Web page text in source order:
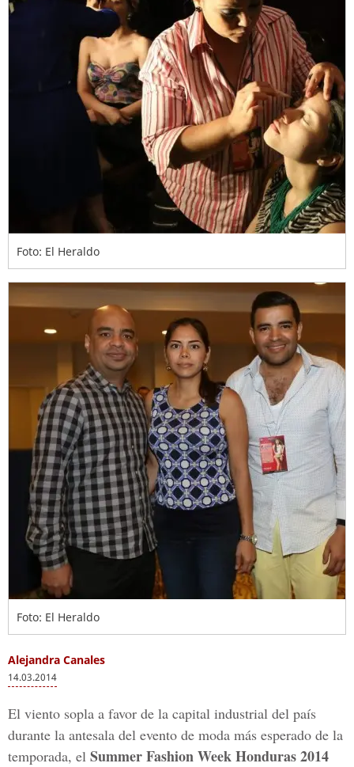
Foto: El Heraldo
Foto: El Heraldo
Alejandra Canales
14.03.2014
El viento sopla a favor de la capital industrial del país
durante la antesala del evento de moda más esperado de la
temporada, el Summer Fashion Week Honduras 2014